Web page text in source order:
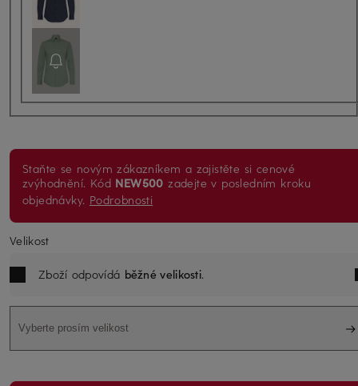
Staňte se novým zákazníkem a zajistěte si cenové
zvýhodnění. Kód NEW500 zadejte v posledním kroku
objednávky. Podrobnosti
Velikost
Zboží odpovídá běžné velikosti.
Vyberte prosím velikost